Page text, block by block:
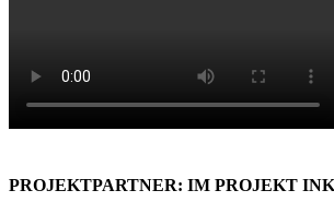
PROJEKTPARTNER: IM PROJEKT